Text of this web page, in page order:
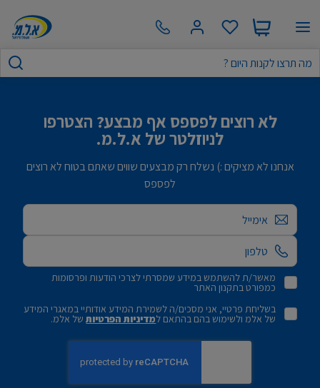
לא רוצים לפספס אף מבצע? הצטרפו
לניוזלטר של א.ל.מ.
אנחנו לא מציקים :) נשלח רק מבצעים שווים שאתם בטוח לא רוצים
לפספס
אימייל
מאשר/ת להשתמש במידע שמסרתי לצרכי הודעות ופרסומות
כמפורט בתקנון האתר
בשליחת פרטיי, אני מסכים/ה לשמירת המידע אודותיי במאגרי המידע
של אלמ ולשימוש בהם בהתאם למדיניות הפרטיותשל אלמ.